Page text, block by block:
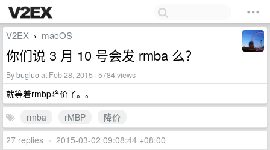
V2EX › macOS
你们说 3 月 10 号会发 rmba 么？
Bybugluoat Feb 28, 2015 · 5784 views
就等着rmbp降价了。。
rmba
rMBP
降价
27 replies • 2015-03-02 09:08:44 +08:00